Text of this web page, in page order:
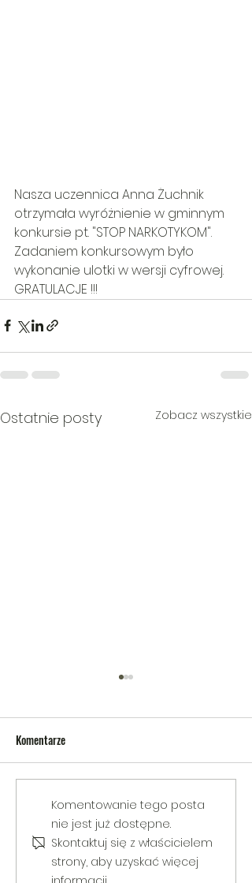
Nasza uczennica Anna Żuchnik
otrzymała wyróżnienie w gminnym
konkursie pt. "STOP NARKOTYKOM".
Zadaniem konkursowym było
wykonanie ulotki w wersji cyfrowej.
GRATULACJE !!!
Ostatnie posty Zobacz wszystkie
V Gminny Turniej Szachowy o
Puchar Burmistrza Bełżyc
Komentarze
Komentowanie tego posta
nie jest już dostępne.
Skontaktuj się z właścicielem
strony, aby uzyskać więcej